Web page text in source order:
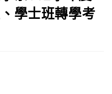
學士班轉學考